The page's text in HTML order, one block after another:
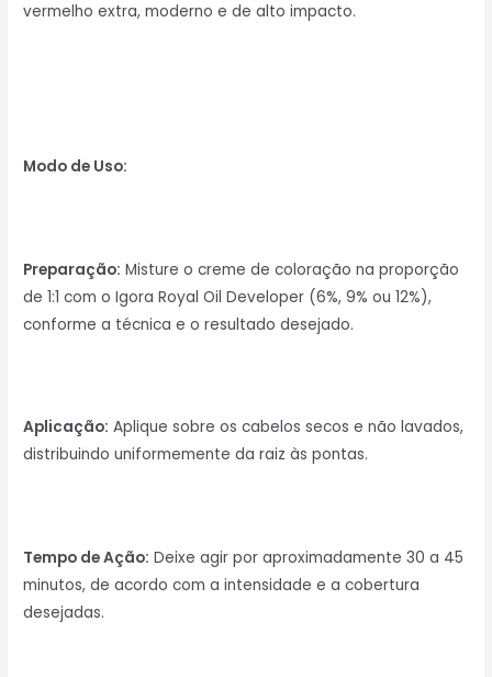
vermelho extra, moderno e de alto impacto.
Modo de Uso:
Preparação: Misture o creme de coloração na proporção
de 1:1 com o Igora Royal Oil Developer (6%, 9% ou 12%),
conforme a técnica e o resultado desejado.
Aplicação: Aplique sobre os cabelos secos e não lavados,
distribuindo uniformemente da raiz às pontas.
Tempo de Ação: Deixe agir por aproximadamente 30 a 45
minutos, de acordo com a intensidade e a cobertura
desejadas.